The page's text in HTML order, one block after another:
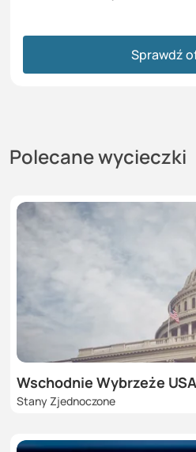
Sprawdź
Polecane wycieczki
Wschodnie Wybrzeże USA
Stany Zjednoczone